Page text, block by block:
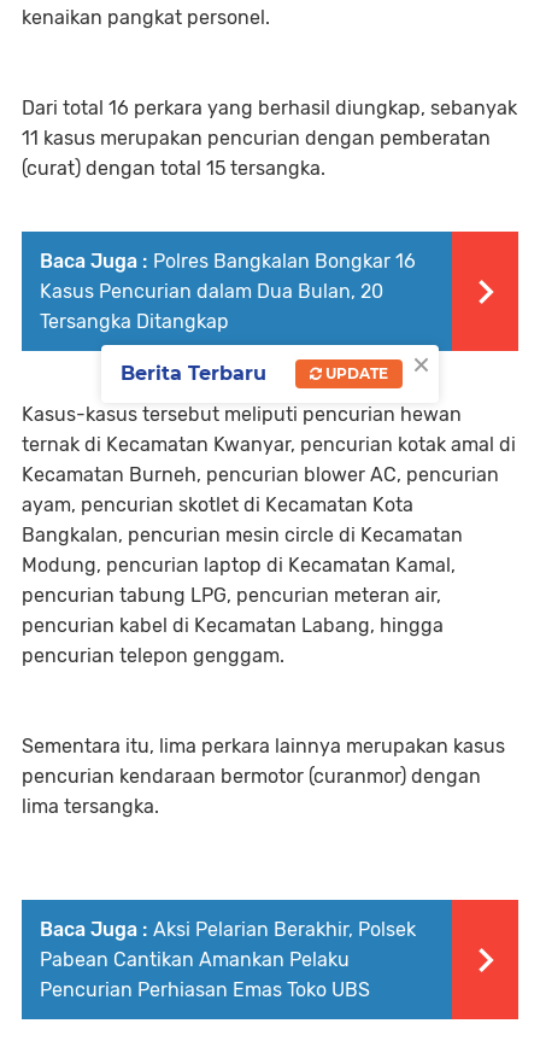
kenaikan pangkat personel.
Dari total 16 perkara yang berhasil diungkap, sebanyak
11 kasus merupakan pencurian dengan pemberatan
(curat) dengan total 15 tersangka.
Baca Juga : Polres Bangkalan Bongkar 16
Kasus Pencurian dalam Dua Bulan, 20
Tersangka Ditangkap
Kasus-kasus tersebut meliputi pencurian hewan
ternak di Kecamatan Kwanyar, pencurian kotak amal di
Kecamatan Burneh, pencurian blower AC, pencurian
ayam, pencurian skotlet di Kecamatan Kota
Bangkalan, pencurian mesin circle di Kecamatan
Modung, pencurian laptop di Kecamatan Kamal,
pencurian tabung LPG, pencurian meteran air,
pencurian kabel di Kecamatan Labang, hingga
pencurian telepon genggam.
Sementara itu, lima perkara lainnya merupakan kasus
pencurian kendaraan bermotor (curanmor) dengan
lima tersangka.
Baca Juga : Aksi Pelarian Berakhir, Polsek
Pabean Cantikan Amankan Pelaku
Pencurian Perhiasan Emas Toko UBS
×
Berita Terbaru UPDATE